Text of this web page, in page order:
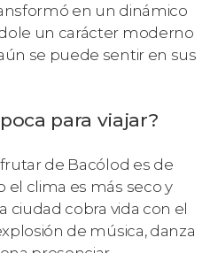
en un dinámico
un carácter moderno
se puede sentir en sus
para viajar?
de Bacólod es de
el clima es más seco y
ciudad cobra vida con el
de música, danza